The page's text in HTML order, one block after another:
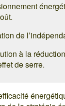
de
à la
de serre.